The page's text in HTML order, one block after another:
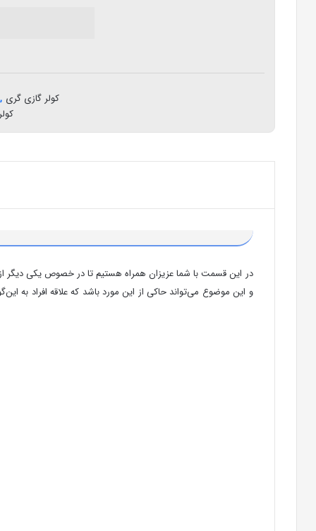
کولر گازی گری
در این قسمت با شما عزیزان همراه هستیم تا در خصوص یکی دیگر
و این موضوع می‌تواند حاکی از این مورد باشد که علاقه افراد